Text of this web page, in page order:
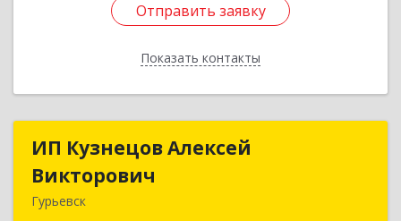
Отправить заявку
Показать контакты
Отправить заявку
Назад
ИП Кузнецов Алексей
Викторович
Гурьевск
ИП Кузнецов Алексей